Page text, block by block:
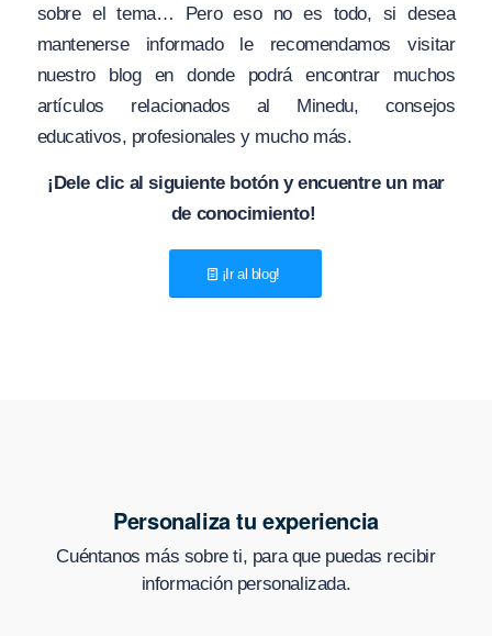
sobre el tema… Pero eso no es todo, si desea
mantenerse informado le recomendamos visitar
nuestro blog en donde podrá encontrar muchos
artículos relacionados al Minedu, consejos
educativos, profesionales y mucho más.
¡Dele clic al siguiente botón y encuentre un mar
de conocimiento!
¡Ir al blog!
Personaliza tu experiencia
Cuéntanos más sobre ti, para que puedas recibir
información personalizada.